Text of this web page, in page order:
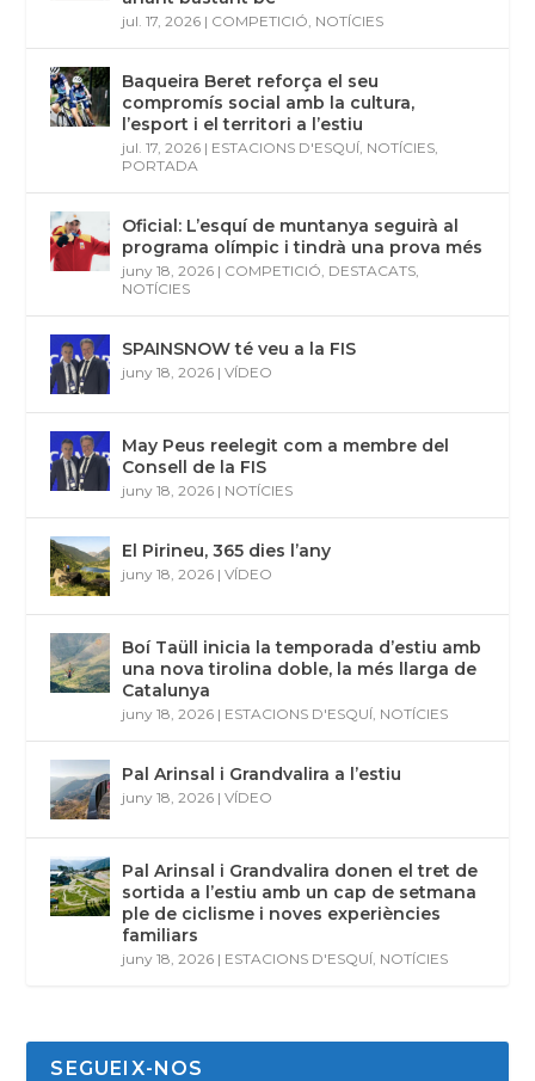
jul. 17, 2026 | COMPETICIÓ, NOTÍCIES
Baqueira Beret reforça el seu
compromís social amb la cultura,
l’esport i el territori a l’estiu
jul. 17, 2026 | ESTACIONS D'ESQUÍ, NOTÍCIES,
PORTADA
Oficial: L’esquí de muntanya seguirà al
programa olímpic i tindrà una prova més
juny 18, 2026 | COMPETICIÓ, DESTACATS,
NOTÍCIES
SPAINSNOW té veu a la FIS
juny 18, 2026 |VÍDEO
May Peus reelegit com a membre del
Consell de la FIS
juny 18, 2026 | NOTÍCIES
El Pirineu, 365 dies l’any
juny 18, 2026 |VÍDEO
Boí Taüll inicia la temporada d’estiu amb
una nova tirolina doble, la més llarga de
Catalunya
juny 18, 2026 | ESTACIONS D'ESQUÍ, NOTÍCIES
Pal Arinsal i Grandvalira a l’estiu
juny 18, 2026 |VÍDEO
Pal Arinsal i Grandvalira donen el tret de
sortida a l’estiu amb un cap de setmana
ple de ciclisme i noves experiències
familiars
juny 18, 2026 | ESTACIONS D'ESQUÍ, NOTÍCIES
SEGUEIX-NOS